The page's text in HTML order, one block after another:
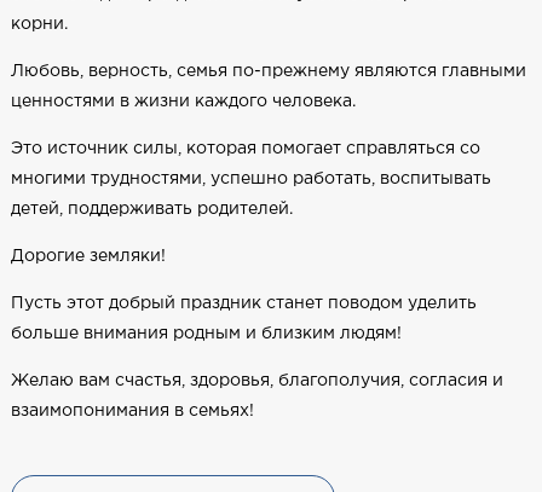
корни.
Любовь, верность, семья по-прежнему являются главными
ценностями в жизни каждого человека.
Это источник силы, которая помогает справляться со
многими трудностями, успешно работать, воспитывать
детей, поддерживать родителей.
Дорогие земляки!
Пусть этот добрый праздник станет поводом уделить
больше внимания родным и близким людям!
Желаю вам счастья, здоровья, благополучия, согласия и
взаимопонимания в семьях!